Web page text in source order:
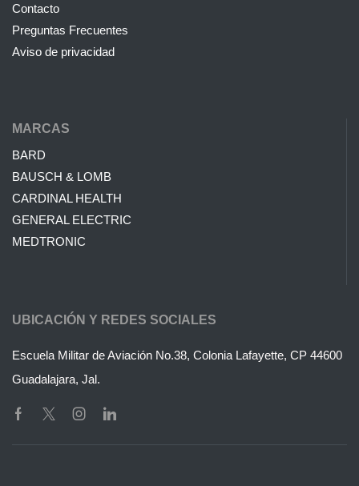
Contacto
Preguntas Frecuentes
Aviso de privacidad
MARCAS
BARD
BAUSCH & LOMB
CARDINAL HEALTH
GENERAL ELECTRIC
MEDTRONIC
UBICACIÓN Y REDES SOCIALES
Escuela Militar de Aviación No.38, Colonia Lafayette, CP 44600
Guadalajara, Jal.